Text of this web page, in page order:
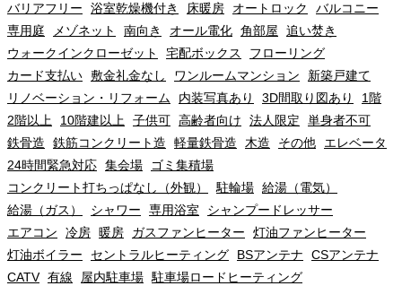
バリアフリー
浴室乾燥機付き 床暖房 オートロック
バルコニー
専用庭
メゾネット 南向き オール電化 角部屋
追い焚き
ウォークインクローゼット
宅配ボックス
フローリング
カード支払い 敷金礼金なし ワンルームマンション
新築戸建て
リノベーション・リフォーム
内装写真あり 3D間取り図あり
1階
2階以上
10階建以上 子供可 高齢者向け 法人限定
単身者不可
鉄骨造
鉄筋コンクリート造 軽量鉄骨造 木造 その他
エレベータ
24時間緊急対応 集会場
ゴミ集積場
コンクリート打ちっぱなし（外観）
駐輪場 給湯（電気）
給湯（ガス）
シャワー 専用浴室
シャンプードレッサー
エアコン
冷房 暖房 ガスファンヒーター
灯油ファンヒーター
灯油ボイラー
セントラルヒーティング BSアンテナ
CSアンテナ
CATV 有線 屋内駐車場 駐車場ロードヒーティング